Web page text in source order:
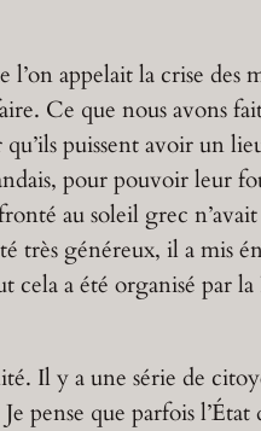
l’on appelait la crise des
Ce que nous avons
puissent avoir un
pour pouvoir leur
au soleil grec n’avait
très généreux, il a mis
a été organisé par
Il y a une série de
pense que parfois